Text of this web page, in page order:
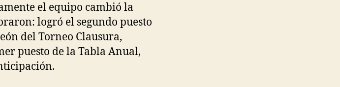
el equipo cambió la
logró el segundo puesto
del Torneo Clausura,
puesto de la Tabla Anual,